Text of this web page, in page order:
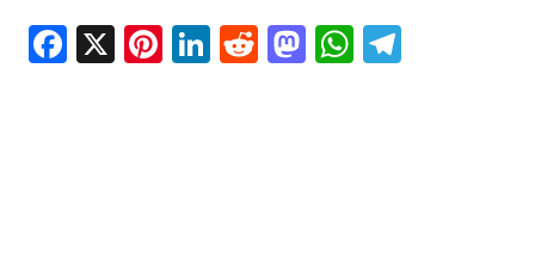
Facebook
X Pinterest
LinkedIn
Reddit
Mastodon